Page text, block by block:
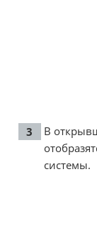
В
системы.